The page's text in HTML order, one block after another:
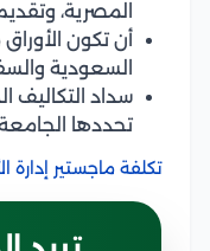
المصرية،
أن تكون
السعودية
سداد التكاليف
تحددها
تكلفة ماجستير